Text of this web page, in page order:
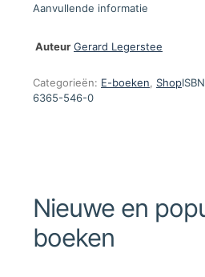
Aanvullende informatie
Auteur Gerard Legerstee
Categorieën: E-boeken Shop
6365-546-0
Nieuwe en
boeken